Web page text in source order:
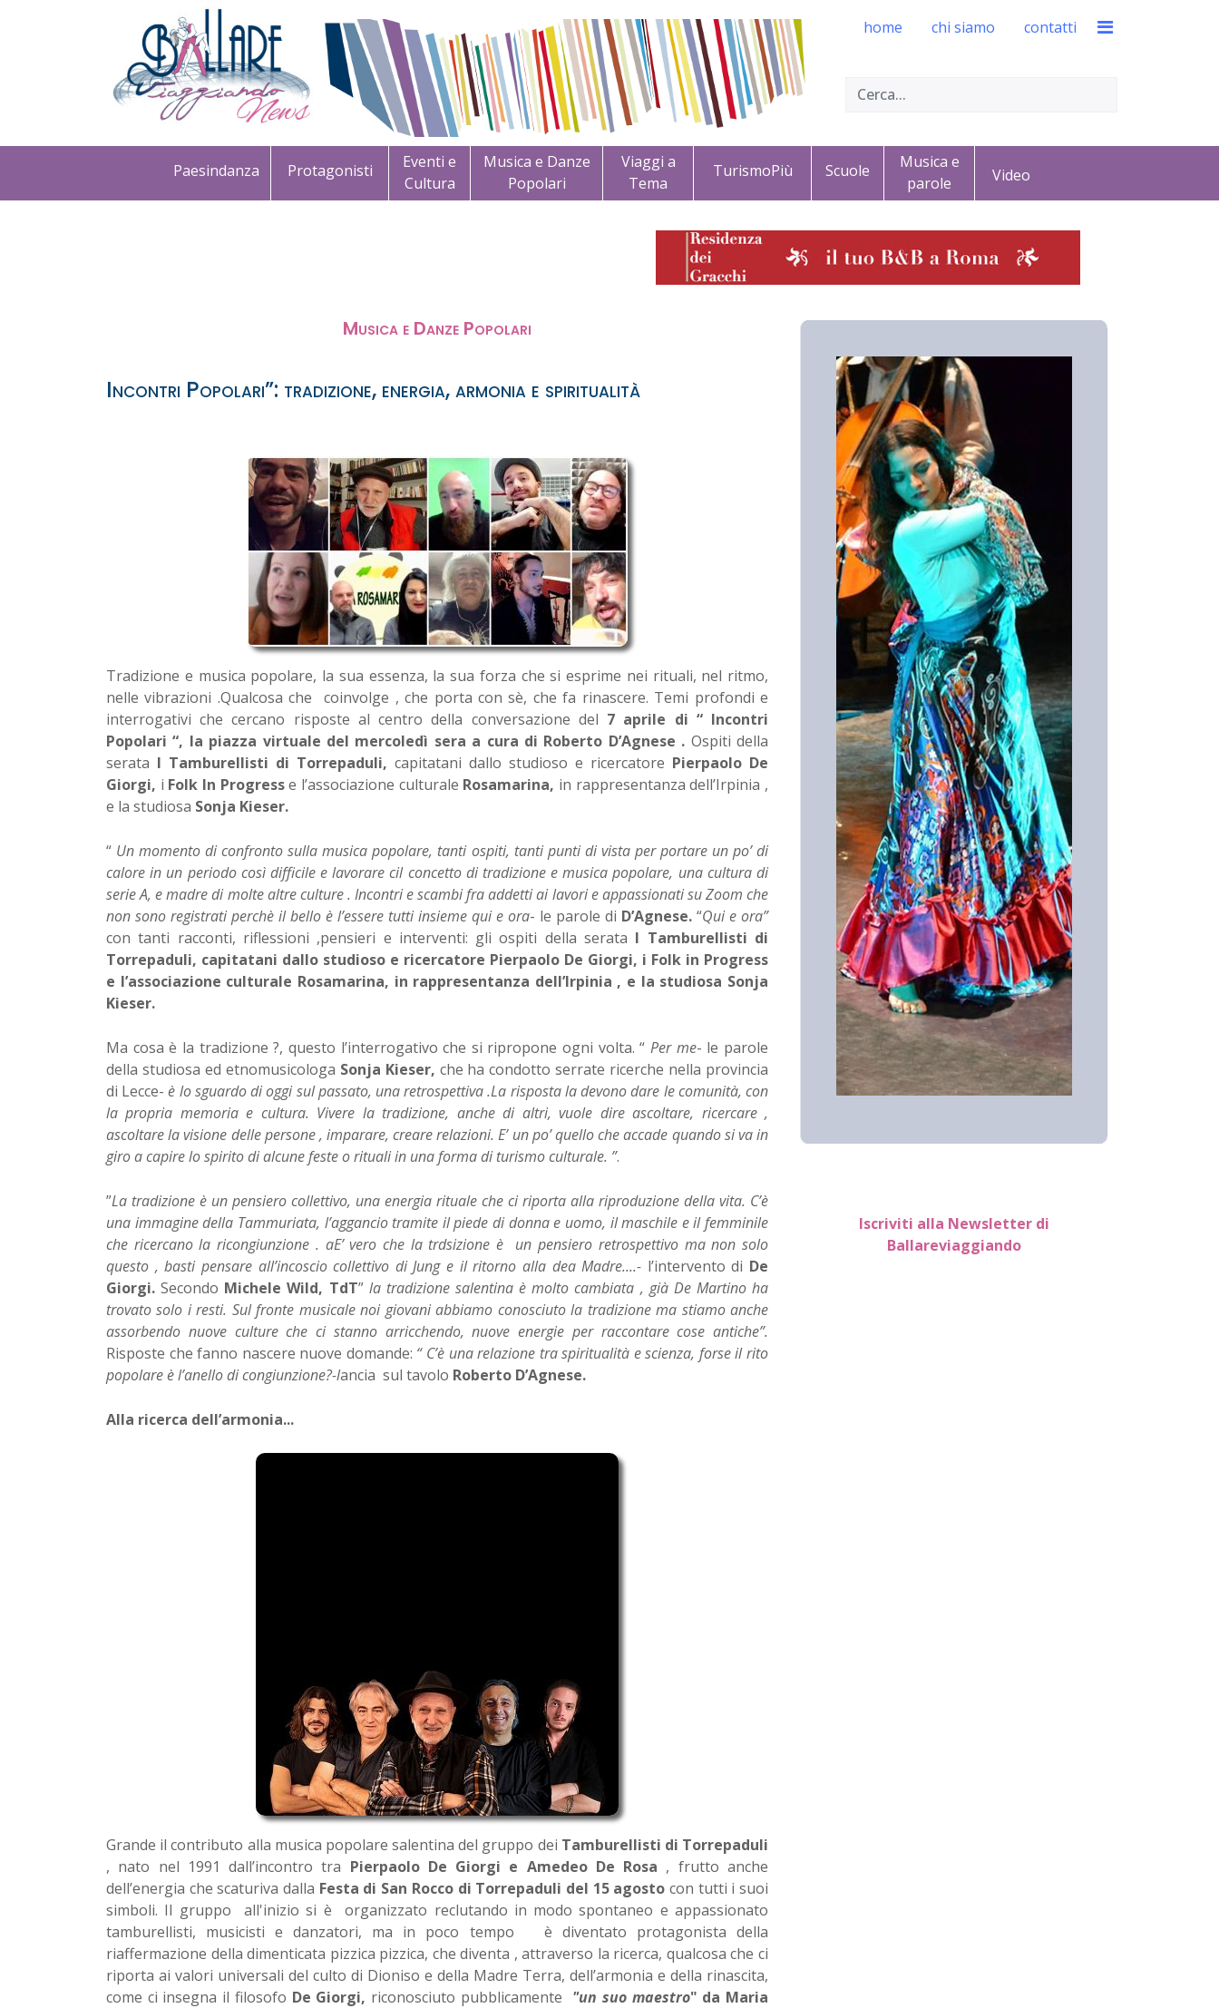
home chi siamo contatti
Paesindanza Protagonisti
Eventi e
Cultura
Musica e Danze
Popolari
Viaggi a
Tema
TurismoPiù Scuole
Musica e
parole
Video
Musica e Danze Popolari
Incontri Popolari”: tradizione, energia, armonia e spiritualità
Tradizione e musica popolare, la sua essenza, la sua forza che si esprime nei rituali, nel ritmo,
nelle vibrazioni .Qualcosa che coinvolge , che porta con sè, che fa rinascere. Temi profondi e
interrogativi che cercano risposte al centro della conversazione del 7 aprile di “ Incontri
Popolari “, la piazza virtuale del mercoledì sera a cura di Roberto D’Agnese . Ospiti della
serata I Tamburellisti di Torrepaduli, capitatani dallo studioso e ricercatore Pierpaolo De
Giorgi, i Folk In Progresse l’associazione culturale Rosamarina, in rappresentanza dell’Irpinia ,
e la studiosa Sonja Kieser.
“ Un momento di confronto sulla musica popolare, tanti ospiti, tanti punti di vista per portare un po’ di
calore in un periodo così difficile e lavorare cil concetto di tradizione e musica popolare, una cultura di
serie A, e madre di molte altre culture . Incontri e scambi fra addetti ai lavori e appassionati su Zoom che
non sono registrati perchè il bello è l’essere tutti insieme qui e ora- le parole di D’Agnese. “Qui e ora”
con tanti racconti, riflessioni ,pensieri e interventi: gli ospiti della serata I Tamburellisti di
Torrepaduli, capitatani dallo studioso e ricercatore Pierpaolo De Giorgi, i Folk in Progress
e l’associazione culturale Rosamarina, in rappresentanza dell’Irpinia , e la studiosa Sonja
Kieser.
Ma cosa è la tradizione ?, questo l’interrogativo che si ripropone ogni volta. “Per me- le parole
della studiosa ed etnomusicologa Sonja Kieser, che ha condotto serrate ricerche nella provincia
di Lecce- è lo sguardo di oggi sul passato, una retrospettiva .La risposta la devono dare le comunità, con
la propria memoria e cultura. Vivere la tradizione, anche di altri, vuole dire ascoltare, ricercare ,
ascoltare la visione delle persone , imparare, creare relazioni. E’ un po’ quello che accade quando si va in
giro a capire lo spirito di alcune feste o rituali in una forma di turismo culturale. ”.
”La tradizione è un pensiero collettivo, una energia rituale che ci riporta alla riproduzione della vita. C’è
una immagine della Tammuriata, l’aggancio tramite il piede di donna e uomo, il maschile e il femminile
che ricercano la ricongiunzione . aE’ vero che la trdsizione è un pensiero retrospettivo ma non solo
questo , basti pensare all’incoscio collettivo di Jung e il ritorno alla dea Madre....- l’intervento di De
Giorgi. Secondo Michele Wild, TdT” la tradizione salentina è molto cambiata , già De Martino ha
trovato solo i resti. Sul fronte musicale noi giovani abbiamo conosciuto la tradizione ma stiamo anche
assorbendo nuove culture che ci stanno arricchendo, nuove energie per raccontare cose antiche”.
Risposte che fanno nascere nuove domande: “ C’è una relazione tra spiritualità e scienza, forse il rito
popolare è l’anello di congiunzione?-lancia sul tavolo Roberto D’Agnese.
Alla ricerca dell’armonia...
Grande il contributo alla musica popolare salentina del gruppo dei Tamburellisti di Torrepaduli
, nato nel 1991 dall’incontro tra Pierpaolo De Giorgi e Amedeo De Rosa , frutto anche
dell’energia che scaturiva dalla Festa di San Rocco di Torrepaduli del 15 agosto con tutti i suoi
simboli. Il gruppo all'inizio si è organizzato reclutando in modo spontaneo e appassionato
tamburellisti, musicisti e danzatori, ma in poco tempo è diventato protagonista della
riaffermazione della dimenticata pizzica pizzica, che diventa , attraverso la ricerca, qualcosa che ci
riporta ai valori universali del culto di Dioniso e della Madre Terra, dell’armonia e della rinascita,
come ci insegna il filosofo De Giorgi, riconosciuto pubblicamente "un suo maestro" da Maria
Iscriviti alla Newsletter di
Ballareviaggiando